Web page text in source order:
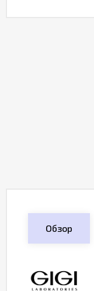
Обзор